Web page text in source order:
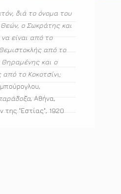
διά το όνομα του
ο Σωκράτης και
είναι από το
από το
Θηραμένης και ο
το Κοκοτσίνι;
, Αθήνα,
της "Εστίας", 1920